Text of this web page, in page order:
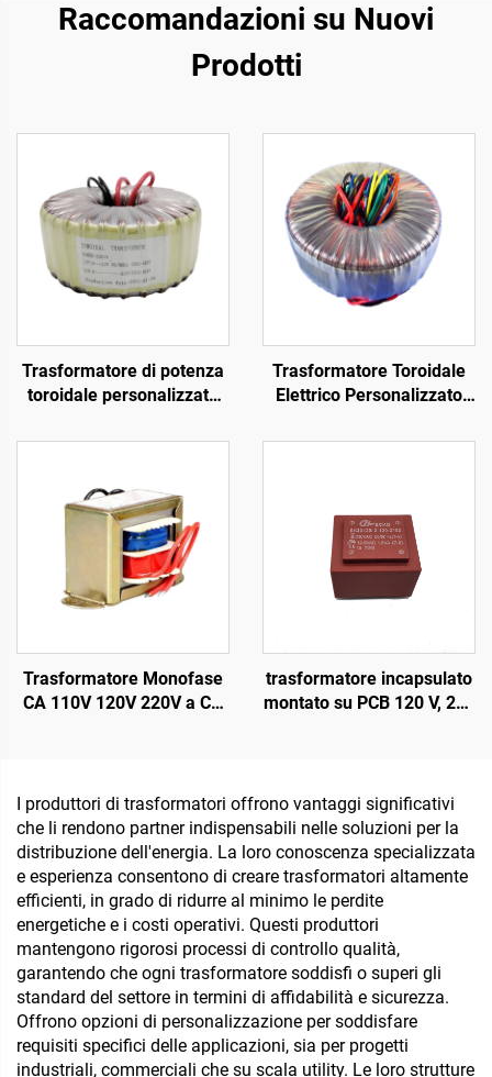
Raccomandazioni su Nuovi
Prodotti
Trasformatore di potenza
toroidale personalizzato
trasformatore per circuito
toroidale per uscita audio
Trasformatore Toroidale
Elettrico Personalizzato
Audio Classe H
Potenza
Trasformatore Monofase
CA 110V 120V 220V a CA
trasformatore incapsulato
montato su PCB 120 V, 220
I produttori di trasformatori offrono vantaggi significativi
che li rendono partner indispensabili nelle soluzioni per la
distribuzione dell'energia. La loro conoscenza specializzata
e esperienza consentono di creare trasformatori altamente
efficienti, in grado di ridurre al minimo le perdite
energetiche e i costi operativi. Questi produttori
mantengono rigorosi processi di controllo qualità,
garantendo che ogni trasformatore soddisfi o superi gli
standard del settore in termini di affidabilità e sicurezza.
Offrono opzioni di personalizzazione per soddisfare
requisiti specifici delle applicazioni, sia per progetti
industriali, commerciali che su scala utility. Le loro strutture